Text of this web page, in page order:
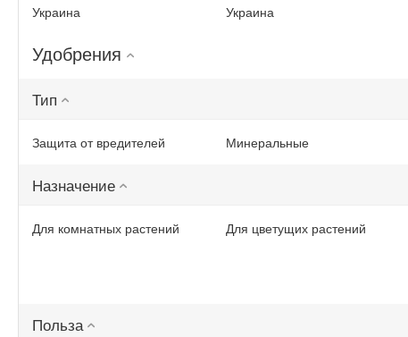
Украина Украина
Удобрения
Тип
Защита от вредителей Минеральные
Назначение
Для комнатных растений Для цветущих растений
Польза